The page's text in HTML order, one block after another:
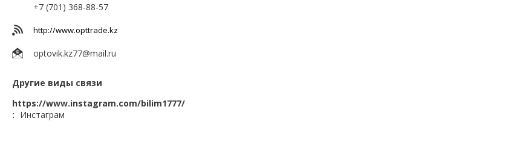
+7 (701) 368-88-57
http://www.opttrade.kz
optovik.kz77@mail.ru
Другие виды связи
https://www.instagram.com/bilim1777/
Инстаграм